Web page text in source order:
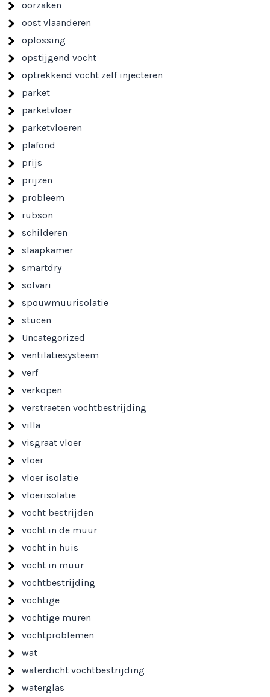
oorzaken
oost vlaanderen
oplossing
opstijgend vocht
optrekkend vocht zelf injecteren
parket
parketvloer
parketvloeren
plafond
prijs
prijzen
probleem
rubson
schilderen
slaapkamer
smartdry
solvari
spouwmuurisolatie
stucen
Uncategorized
ventilatiesysteem
verf
verkopen
verstraeten vochtbestrijding
villa
visgraat vloer
vloer
vloer isolatie
vloerisolatie
vocht bestrijden
vocht in de muur
vocht in huis
vocht in muur
vochtbestrijding
vochtige
vochtige muren
vochtproblemen
wat
waterdicht vochtbestrijding
waterglas